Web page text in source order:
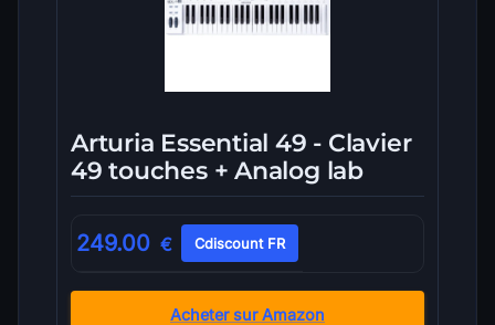
Arturia Essential 49 - Clavier
49 touches + Analog lab
249.00 € Cdiscount FR
Acheter sur Amazon